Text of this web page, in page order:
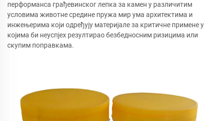
перформанса грађевинског лепка за камен у различитим
условима животне средине пружа мир ума архитектима и
инжењерима који одређују материјале за критичне примене у
којима би неуспјех резултирао безбедносним ризицима или
скупим поправкама.